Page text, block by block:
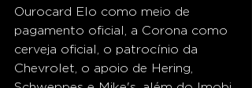
Ourocard Elo como meio de
pagamento oficial, a Corona como
cerveja oficial, o patrocínio da
Chevrolet, o apoio de Hering,